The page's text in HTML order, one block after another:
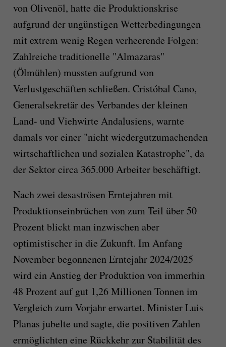
von Olivenöl, hatte die Produktionskrise
aufgrund der ungünstigen Wetterbedingungen
mit extrem wenig Regen verheerende Folgen:
Zahlreiche traditionelle "Almazaras"
(Ölmühlen) mussten aufgrund von
Verlustgeschäften schließen. Cristóbal Cano,
Generalsekretär des Verbandes der kleinen
Land- und Viehwirte Andalusiens, warnte
damals vor einer "nicht wiedergutzumachenden
wirtschaftlichen und sozialen Katastrophe", da
der Sektor circa 365.000 Arbeiter beschäftigt.
Nach zwei desaströsen Erntejahren mit
Produktionseinbrüchen von zum Teil über 50
Prozent blickt man inzwischen aber
optimistischer in die Zukunft. Im Anfang
November begonnenen Erntejahr 2024/2025
wird ein Anstieg der Produktion von immerhin
48 Prozent auf gut 1,26 Millionen Tonnen im
Vergleich zum Vorjahr erwartet. Minister Luis
Planas jubelte und sagte, die positiven Zahlen
ermöglichten eine Rückkehr zur Stabilität des